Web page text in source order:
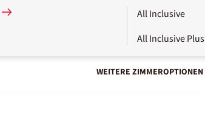
All Inclusive
All Inclusive Plus
WEITERE ZIMMEROPTIONEN